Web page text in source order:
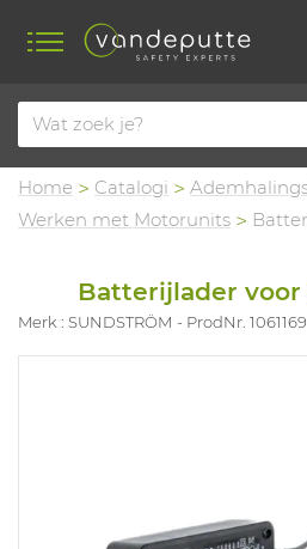
Home Catalogi
Werken met Motorunits
Batterijlader voor
Merk : SUNDSTRÖM ProdNr. 1061169